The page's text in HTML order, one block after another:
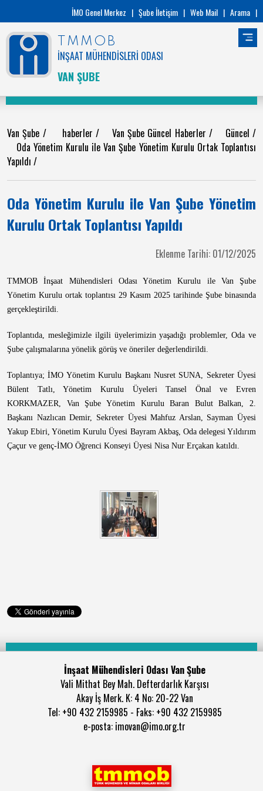
İMO Genel Merkez | Şube İletişim | Web Mail | Arama |
TMMOB
İNŞAAT MÜHENDİSLERİ ODASI
VAN ŞUBE
Van Şube / haberler/ Van Şube Güncel Haberler/ Güncel/
Oda Yönetim Kurulu ile Van Şube Yönetim Kurulu Ortak Toplantısı
Yapıldı /
Oda Yönetim Kurulu ile Van Şube Yönetim
Kurulu Ortak Toplantısı Yapıldı
Eklenme Tarihi: 01/12/2025
TMMOB İnşaat Mühendisleri Odası Yönetim Kurulu ile Van Şube
Yönetim Kurulu ortak toplantısı 29 Kasım 2025 tarihinde Şube binasında
gerçekleştirildi.
Toplantıda, mesleğimizle ilgili üyelerimizin yaşadığı problemler, Oda ve
Şube çalışmalarına yönelik görüş ve öneriler değerlendirildi.
Toplantıya; İMO Yönetim Kurulu Başkanı Nusret SUNA, Sekreter Üyesi
Bülent Tatlı, Yönetim Kurulu Üyeleri Tansel Önal ve Evren
KORKMAZER, Van Şube Yönetim Kurulu Baran Bulut Balkan, 2.
Başkanı Nazlıcan Demir, Sekreter Üyesi Mahfuz Arslan, Sayman Üyesi
Yakup Ebiri, Yönetim Kurulu Üyesi Bayram Akbaş, Oda delegesi Yıldırım
Çaçur ve genç-İMO Öğrenci Konseyi Üyesi Nisa Nur Erçakan katıldı.
İnşaat Mühendisleri Odası Van Şube
Vali Mithat Bey Mah. Defterdarlık Karşısı
Akay İş Merk. K: 4 No: 20-22 Van
Tel: +90 432 2159985 - Faks: +90 432 2159985
e-posta: imovan@imo.org.tr